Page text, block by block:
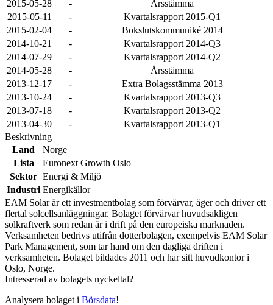
2015-05-28 -
Årsstämma
2015-05-11
-
Kvartalsrapport 2015-Q1
2015-02-04
-
Bokslutskommuniké 2014
2014-10-21
-
Kvartalsrapport 2014-Q3
2014-07-29
-
Kvartalsrapport 2014-Q2
2014-05-28
-
Årsstämma
2013-12-17
-
Extra Bolagsstämma 2013
2013-10-24
-
Kvartalsrapport 2013-Q3
2013-07-18
-
Kvartalsrapport 2013-Q2
2013-04-30
-
Kvartalsrapport 2013-Q1
Beskrivning
Land
Norge
Lista
Euronext Growth Oslo
Sektor Energi & Miljö
Industri Energikällor
EAM Solar är ett investmentbolag som förvärvar, äger och driver ett
flertal solcellsanläggningar. Bolaget förvärvar huvudsakligen
solkraftverk som redan är i drift på den europeiska marknaden.
Verksamheten bedrivs utifrån dotterbolagen, exempelvis EAM Solar
Park Management, som tar hand om den dagliga driften i
verksamheten. Bolaget bildades 2011 och har sitt huvudkontor i
Oslo, Norge.
Intresserad av bolagets nyckeltal?
Analysera bolaget i Börsdata!